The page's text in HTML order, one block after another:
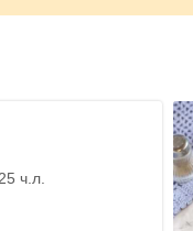
ч.л.